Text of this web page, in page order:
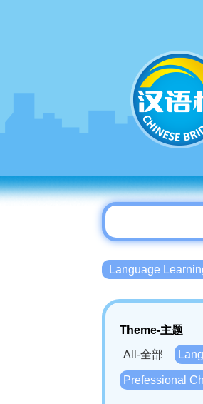
Language
Theme-主题
All-全部
Prefessional